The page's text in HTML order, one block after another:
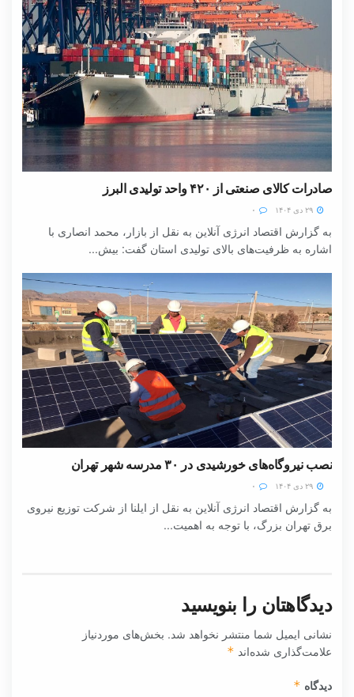
صادرات کالای صنعتی از ۴۲۰ واحد تولیدی البرز
به گزارش اقتصاد انرژی آنلاین به نقل از بازار، محمد انصاری با
اشاره به ظرفیت‌های بالای تولیدی استان گفت: بیش...
نصب نیروگاه‌های خورشیدی در ۳۰ مدرسه شهر تهران
به گزارش اقتصاد انرژی آنلاین به نقل از ایلنا از شرکت توزیع نیروی
برق تهران بزرگ، با توجه به اهمیت...
دیدگاهتان را بنویسید
نشانی ایمیل شما منتشر نخواهد شد. بخش‌های موردنیاز
علامت‌گذاری شده‌اند *
دیدگاه *